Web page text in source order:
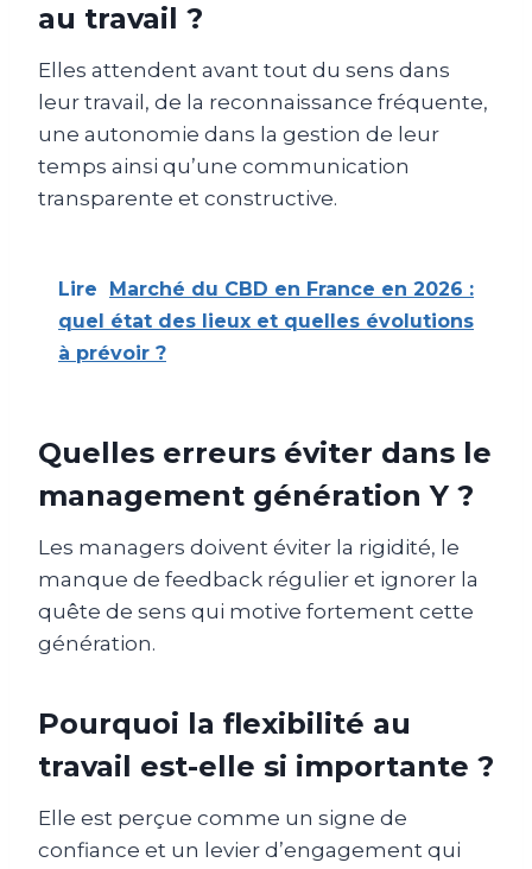
au travail ?
Elles attendent avant tout du sens dans
leur travail, de la reconnaissance fréquente,
une autonomie dans la gestion de leur
temps ainsi qu’une communication
transparente et constructive.
Lire
Marché du CBD en France en 2026 :
quel état des lieux et quelles évolutions
à prévoir ?
Quelles erreurs éviter dans le
management génération Y ?
Les managers doivent éviter la rigidité, le
manque de feedback régulier et ignorer la
quête de sens qui motive fortement cette
génération.
Pourquoi la flexibilité au
travail est-elle si importante ?
Elle est perçue comme un signe de
confiance et un levier d’engagement qui